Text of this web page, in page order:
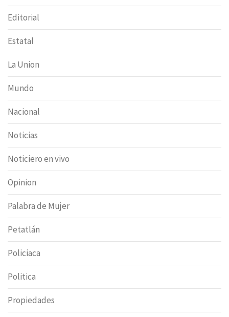
Editorial
Estatal
La Union
Mundo
Nacional
Noticias
Noticiero en vivo
Opinion
Palabra de Mujer
Petatlán
Policiaca
Politica
Propiedades